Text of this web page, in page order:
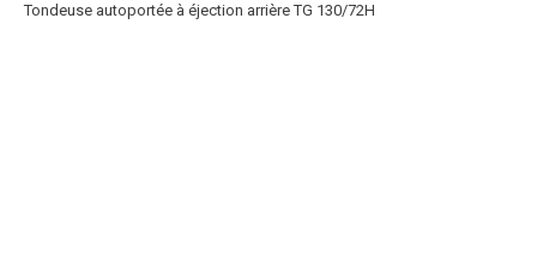
Tondeuse autoportée à éjection arrière TG 130/72H